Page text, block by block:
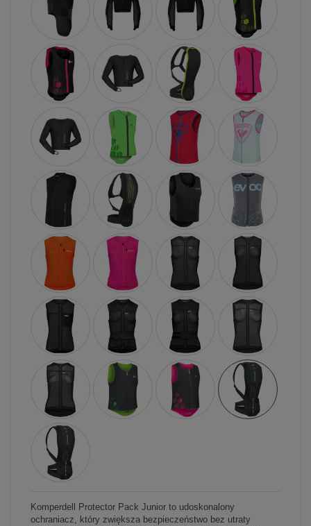
Komperdell Protector Pack Junior to udoskonalony
ochraniacz, który zwiększa bezpieczeństwo bez utraty